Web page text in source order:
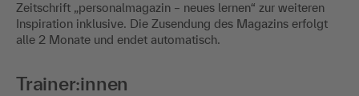
Zeitschrift „personalmagazin – neues lernen“ zur weiteren
Inspiration inklusive. Die Zusendung des Magazins erfolgt
alle 2 Monate und endet automatisch.
Trainer:innen